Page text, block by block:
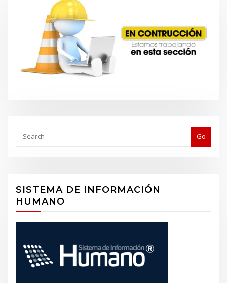
Go
SISTEMA DE INFORMACIÓN
HUMANO